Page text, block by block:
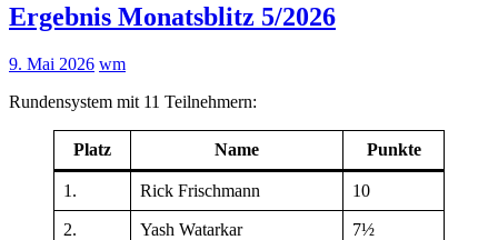
Ergebnis Monatsblitz 5/2026
9. Mai 2026 wm
Rundensystem mit 11 Teilnehmern:
Platz Name Punkte
1. Rick Frischmann 10
2. Yash Watarkar 7½